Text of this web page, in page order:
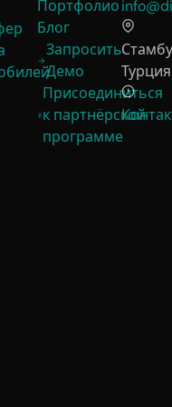
Портфолио
Блог
Запросить
Демо
Присоединиться
к партнёрской
программе
Турция